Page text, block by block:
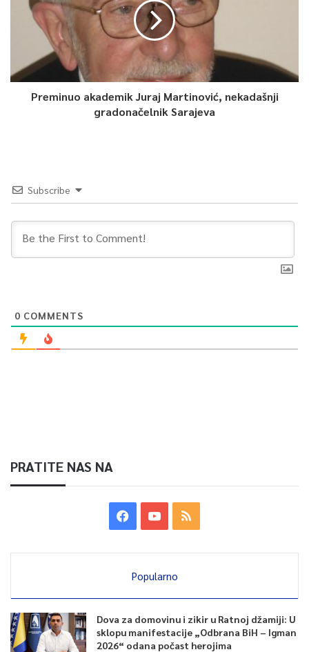
Preminuo akademik Juraj Martinović, nekadašnji
gradonačelnik Sarajeva
Subscribe
0 COMMENTS
PRATITE NAS NA
Popularno
Dova za domovinu i zikir u Ratnoj džamiji: U
sklopu manifestacije „Odbrana BiH – Igman
2026“ odana počast herojima